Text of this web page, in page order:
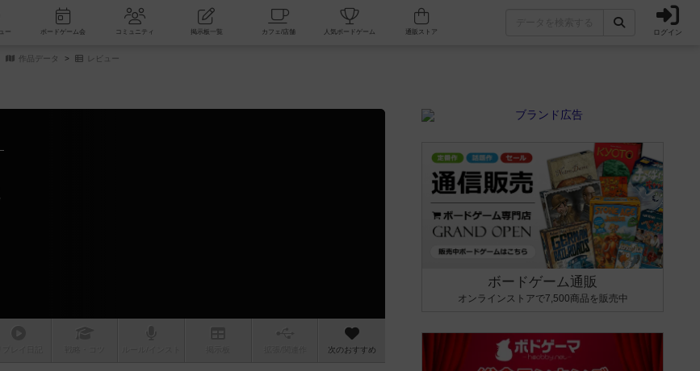
新着レビュー ボードゲーム会 コミュニティ 掲示板一覧 カフェ/店舗 人気ボードゲーム ログイン
作品データ レビュー
次のおすすめ
ボードゲーム通販
オンラインストアで7,500商品を販売中